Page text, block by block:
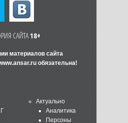
САЙТА18+
материалов сайта
обязательна!
Актуально
Аналитика
Персоны